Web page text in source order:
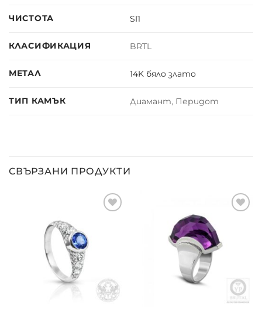
ЧИСТОТА SI1
КЛАСИФИКАЦИЯ BRTL
МЕТАЛ 14K бяло злато
ТИП КАМЪК Диамант, Перидот
СВЪРЗАНИ ПРОДУКТИ